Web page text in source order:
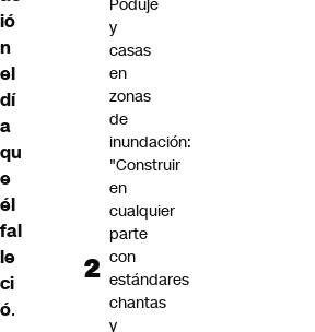
ió
n
el
dí
a
qu
e
él
fal
le
ci
ó.
Poduje
y
casas
en
zonas
de
inundación:
"Construir
en
cualquier
parte
con
estándares
chantas
y